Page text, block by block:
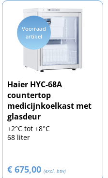
Voorraad
artikel
Haier HYC-68A
countertop
medicijnkoelkast met
glasdeur
+2°C tot +8°C
68 liter
€ 675,00 (excl. btw)